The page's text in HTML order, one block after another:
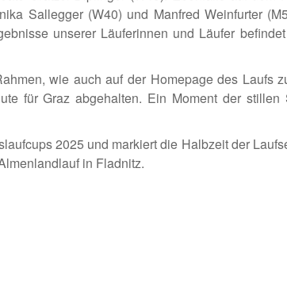
Sallegger (W40) und Manfred Weinfurter
unserer Läuferinnen und Läufer
wie auch auf der Homepage des Laufs
für Graz abgehalten. Ein Moment der stillen
2025 und markiert die Halbzeit der
in Fladnitz.